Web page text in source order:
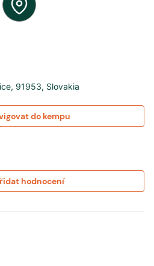
, 91953, Slovakia
do kempu
hodnocení